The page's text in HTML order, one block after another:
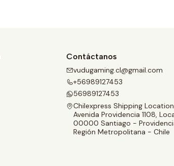
Contáctanos
vudugaming.cl@gmail.com
+56989127453
56989127453
Chilexpress Shipping Location
Avenida Providencia 1108,
00000 Santiago -
Región Metropolitana - Chile